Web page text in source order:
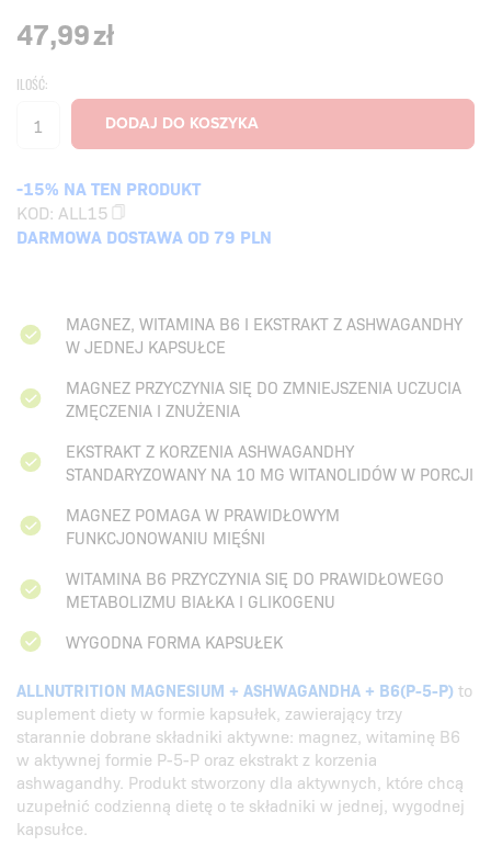
47,99zł
ILOŚĆ:
-15% NA TEN PRODUKT
KOD: ALL15
DARMOWA DOSTAWA OD 79 PLN
MAGNEZ, WITAMINA B6 I EKSTRAKT Z ASHWAGANDHY
W JEDNEJ KAPSUŁCE
MAGNEZ PRZYCZYNIA SIĘ DO ZMNIEJSZENIA UCZUCIA
ZMĘCZENIA I ZNUŻENIA
EKSTRAKT Z KORZENIA ASHWAGANDHY
STANDARYZOWANY NA 10 MG WITANOLIDÓW W PORCJI
MAGNEZ POMAGA W PRAWIDŁOWYM
FUNKCJONOWANIU MIĘŚNI
WITAMINA B6 PRZYCZYNIA SIĘ DO PRAWIDŁOWEGO
METABOLIZMU BIAŁKA I GLIKOGENU
WYGODNA FORMA KAPSUŁEK
ALLNUTRITION MAGNESIUM + ASHWAGANDHA + B6(P-5-P)to
suplement diety w formie kapsułek, zawierający trzy
starannie dobrane składniki aktywne: magnez, witaminę B6
w aktywnej formie P-5-P oraz ekstrakt z korzenia
ashwagandhy. Produkt stworzony dla aktywnych, które chcą
uzupełnić codzienną dietę o te składniki w jednej, wygodnej
kapsułce.